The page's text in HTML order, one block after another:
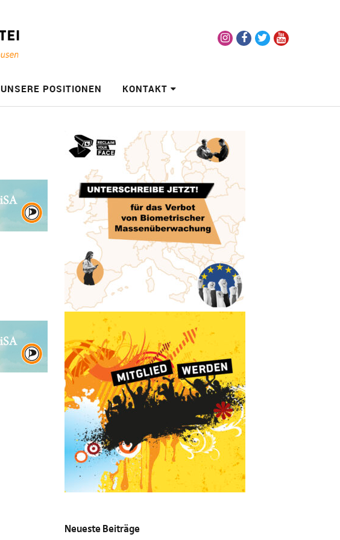
UNSERE POSITIONEN KONTAKT
Neueste Beiträge